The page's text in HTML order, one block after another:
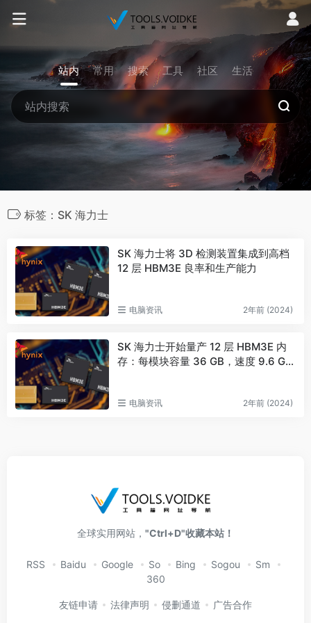
站内 常用 搜索 工具 社区 生活
标签：SK 海力士
SK 海力士将 3D 检测装置集成到高档
12 层 HBM3E 良率和生产能力
电脑资讯 2年前 (2024)
SK 海力士开始量产 12 层 HBM3E 内
存：每模块容量 36 GB，速度 9.6 Gb
电脑资讯 2年前 (2024)
全球实用网站， "Ctrl+D"收藏本站！
RSS Baidu Google So Bing Sogou
Sm
360
友链申请 法律声明 侵删通道 广告合作